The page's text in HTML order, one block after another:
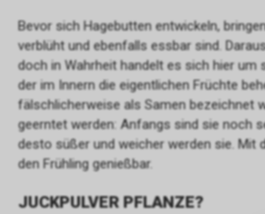
Bevor sich Hagebutten entwickeln,
verblüht und ebenfalls essbar sind.
doch in Wahrheit handelt es sich hier um
der im Innern die eigentlichen Früchte
fälschlicherweise als Samen bezeichnet
geerntet werden: Anfangs sind sie noch
desto süßer und weicher werden sie. Mit
den Frühling genießbar.
JUCKPULVER PFLANZE?